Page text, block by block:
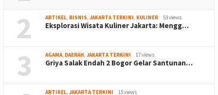
2 ARTIKEL, BISNIS, JAKARTA TERKINI, KULINER 53 views
Eksplorasi Wisata Kuliner Jakarta: Mengg…
3 AGAMA, DAERAH, JAKARTA TERKINI 17 views
Griya Salak Endah 2 Bogor Gelar Santunan…
ARTIKEL, JAKARTA TERKINI 15 views